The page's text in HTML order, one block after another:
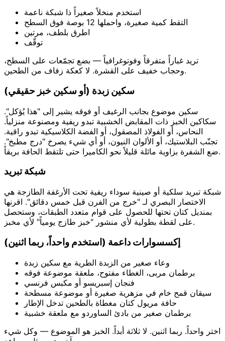
استخدم منخلاً صغيراً ذا شبكة ناعمة
التقط كمية صغيرة، واحملها 12 بوصة فوق السطح
اطرق بلطف، مرتين
توقّف
تريد غباراً متفرقاً وفوتوغرافياً — بضع تجمّعات على السطح،
وحجاب خفيف على القشرة. لا كعكة زفاف من الطحين.
سكين زبدة (أو سكين خبز حقيقي)
سكين موضوع بجانب الرغيف أو فوقه يشير إلى "هذا يُؤكل".
سكاكين الخبز ذات المقابض الخشبية تبدو ريفية ومصنوعة منزلياً.
النحاس، أو الفولاذ المصقول، أو الفضة الكلاسيكية تبدو راقية.
تجنّب البلاستيك، أو الألوان النيون، أو أي شيء يصرخ "درج مطبخ".
ضع الشفرة بزاوية مائلة قليلاً نحو الكاميرا حتى تلتقط الحافة بريقاً.
شبكة تبريد
شبكة تبريد سلكية أو صينية سوداء ريفية تحت الأرغفة الطازجة هي
الاختصار البصري لـ "خرج من الفرن قبل خمس دقائق". اقرنها
بمنديل كتان تحتها للحصول على قوام متعدد الطبقات، وستحصل
على لقطة بطولية لأي منشور "خبز طازج يومياً" لأي مخبز.
إكسسوارات داعمة (استخدم واحداً، ربما اثنين)
وعاء صغير من الزبدة الطرية مع سكين زبدة
برطمان مربى، الغطاء مفتوح، ملعقة موضوعة فوقه
فنجان إسبريسو أو مكبس فرنسي
سيقان قمح خام في مزهرية صغيرة أو موضوعة مسطحة
حافة مريول كتان مغطاة بالطحين تدخل الإطار
برطمان صغير من بادئ الساوردو مع ملعقة خشبية
اختر واحداً. ربما اثنين. لا ثلاثة أبداً. الخبز هو الموضوع — وكل شيء